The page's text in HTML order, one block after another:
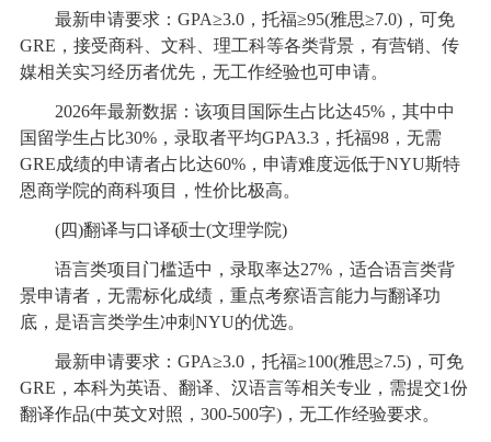
最新申请要求：GPA≥3.0，托福≥95(雅思≥7.0)，可免
GRE，接受商科、文科、理工科等各类背景，有营销、传
媒相关实习经历者优先，无工作经验也可申请。
2026年最新数据：该项目国际生占比达45%，其中中
国留学生占比30%，录取者平均GPA3.3，托福98，无需
GRE成绩的申请者占比达60%，申请难度远低于NYU斯特
恩商学院的商科项目，性价比极高。
(四)翻译与口译硕士(文理学院)
语言类项目门槛适中，录取率达27%，适合语言类背
景申请者，无需标化成绩，重点考察语言能力与翻译功
底，是语言类学生冲刺NYU的优选。
最新申请要求：GPA≥3.0，托福≥100(雅思≥7.5)，可免
GRE，本科为英语、翻译、汉语言等相关专业，需提交1份
翻译作品(中英文对照，300-500字)，无工作经验要求。